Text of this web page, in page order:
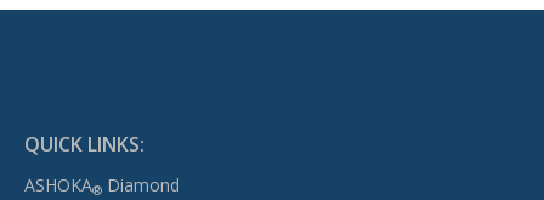
TALISMAN
QUICK LINKS:
ASHOKA®Diamond